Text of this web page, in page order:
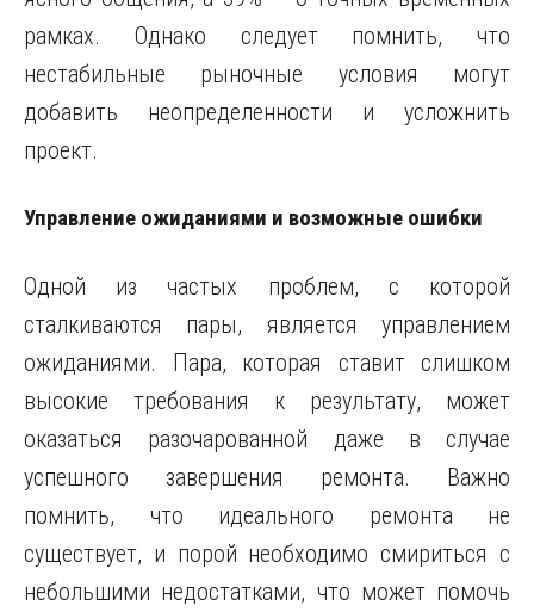
рамках. Однако следует помнить, что
нестабильные рыночные условия могут
добавить неопределенности и усложнить
проект.
Управление ожиданиями и возможные ошибки
Одной из частых проблем, с которой
сталкиваются пары, является управлением
ожиданиями. Пара, которая ставит слишком
высокие требования к результату, может
оказаться разочарованной даже в случае
успешного завершения ремонта. Важно
помнить, что идеального ремонта не
существует, и порой необходимо смириться с
небольшими недостатками, что может помочь